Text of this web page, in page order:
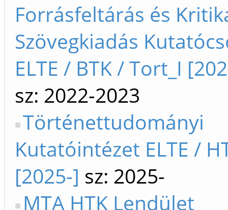
Forrásfeltárás és
Szövegkiadás
ELTE / BTK / Tort_I
sz: 2022-2023
Történettudományi
Kutatóintézet ELTE /
[2025-] sz: 2025-
MTA HTK Lendület